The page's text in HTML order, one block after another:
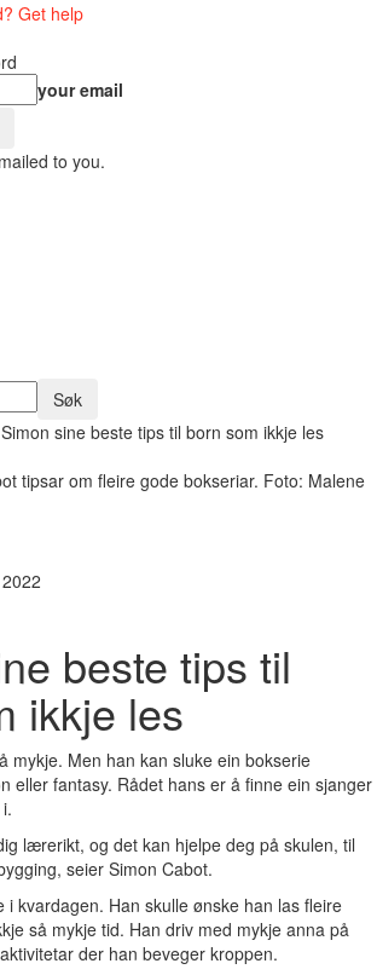
Get help
your email
to you.
Simon sine beste tips til born som ikkje les
tipsar om fleire gode bokseriar. Foto: Malene
beste tips til
ikkje les
mykje. Men han kan sluke ein bokserie
eller fantasy. Rådet hans er å finne ein sjanger
lærerikt, og det kan hjelpe deg på skulen, til
seier Simon Cabot.
i kvardagen. Han skulle ønske han las fleire
så mykje tid. Han driv med mykje anna på
der han beveger kroppen.